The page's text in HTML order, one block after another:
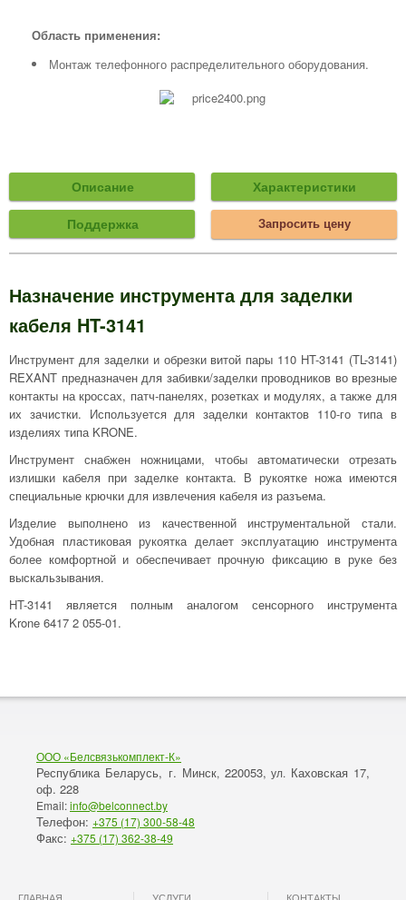
Область применения:
Монтаж телефонного распределительного оборудования.
Описание Характеристики
Поддержка Запросить цену
Назначение инструмента для заделки
кабеля HT-3141
Инструмент для заделки и обрезки витой пары 110 HT-3141 (TL-3141)
REXANT предназначен для забивки/заделки проводников во врезные
контакты на кроссах, патч-панелях, розетках и модулях, а также для
их зачистки. Используется для заделки контактов 110-го типа в
изделиях типа KRONE.
Инструмент снабжен ножницами, чтобы автоматически отрезать
излишки кабеля при заделке контакта. В рукоятке ножа имеются
специальные крючки для извлечения кабеля из разъема.
Изделие выполнено из качественной инструментальной стали.
Удобная пластиковая рукоятка делает эксплуатацию инструмента
более комфортной и обеспечивает прочную фиксацию в руке без
выскальзывания.
HT-3141 является полным аналогом сенсорного инструмента
Krone 6417 2 055-01.
ООО «Белсвязькомплект-К»
Республика Беларусь, г. Минск, 220053, ул. Каховская 17,
оф. 228
Email:info@belconnect.by
Телефон: +375 (17) 300-58-48
Факс: +375 (17) 362-38-49